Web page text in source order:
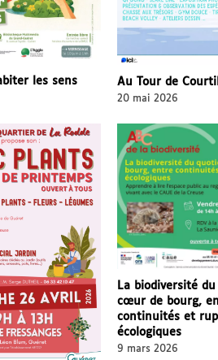
les sens Au Tour de
20 mai 2026
La biodiversité
cœur de bourg,
continuités et
écologiques
9 mars 2026